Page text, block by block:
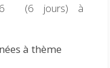
(6 jours) à
à thème